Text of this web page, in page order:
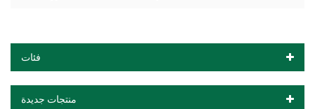
فئات
منتجات جديدة